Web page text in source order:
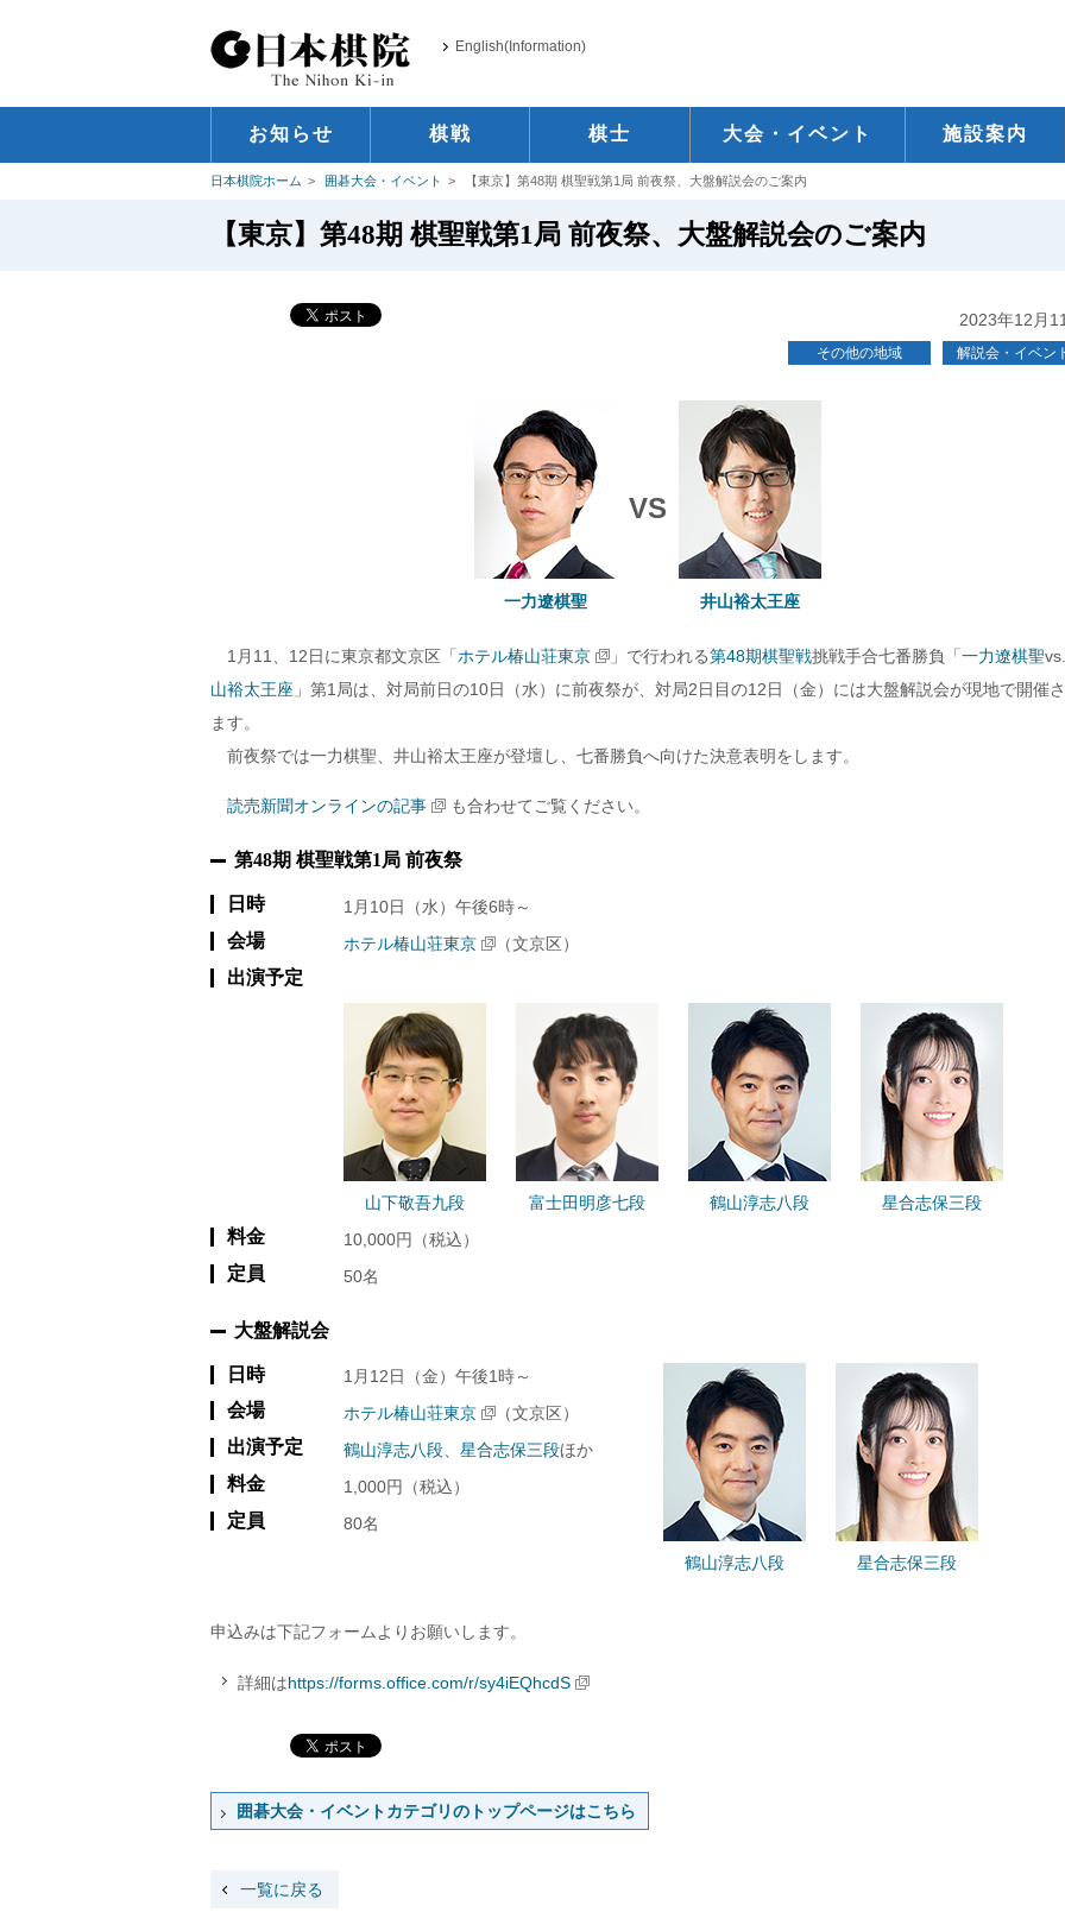
English(Information)
お知らせ 棋戦 棋士 大会・イベント 施設案内
日本棋院ホーム 囲碁大会・イベント 【東京】第48期 棋聖戦第1局 前夜祭、大盤解説会のご案内
【東京】第48期 棋聖戦第1局 前夜祭、大盤解説会のご案内
2023年12月
その他の地域 解説会・イベン
一力遼棋聖
VS
井山裕太王座
1月11、12日に東京都文京区「 ホテル椿山荘東京 」で行われる第48期棋聖戦挑戦手合七番勝負「 一力遼棋聖vs.
山裕太王座 」第1局は、対局前日の10日（水）に前夜祭が、対局2日目の12日（金）には大盤解説会が現地で開催
ます。
前夜祭では一力棋聖、井山裕太王座が登壇し、七番勝負へ向けた決意表明をします。
読売新聞オンラインの記事 も合わせてご覧ください。
第48期 棋聖戦第1局 前夜祭
日時 1月10日（水）午後6時～
会場 ホテル椿山荘東京 （文京区）
出演予定
山下敬吾九段 富士田明彦七段 鶴山淳志八段 星合志保三段
料金 10,000円（税込）
定員 50名
大盤解説会
日時 1月12日（金）午後1時～
会場 ホテル椿山荘東京 （文京区）
出演予定 鶴山淳志八段 星合志保三段ほか
料金 1,000円（税込）
定員 80名
鶴山淳志八段 星合志保三段
申込みは下記フォームよりお願いします。
詳細はhttps://forms.office.com/r/sy4iEQhcdS
囲碁大会・イベントカテゴリのトップページはこちら
一覧に戻る